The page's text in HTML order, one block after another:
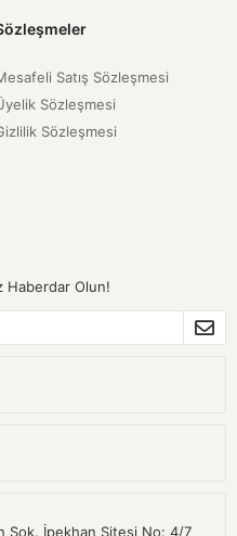
Satış Sözleşmesi
Sözleşmesi
Sözleşmesi
Haberdar Olun!
Sok. İpekhan Sitesi No: 4/7